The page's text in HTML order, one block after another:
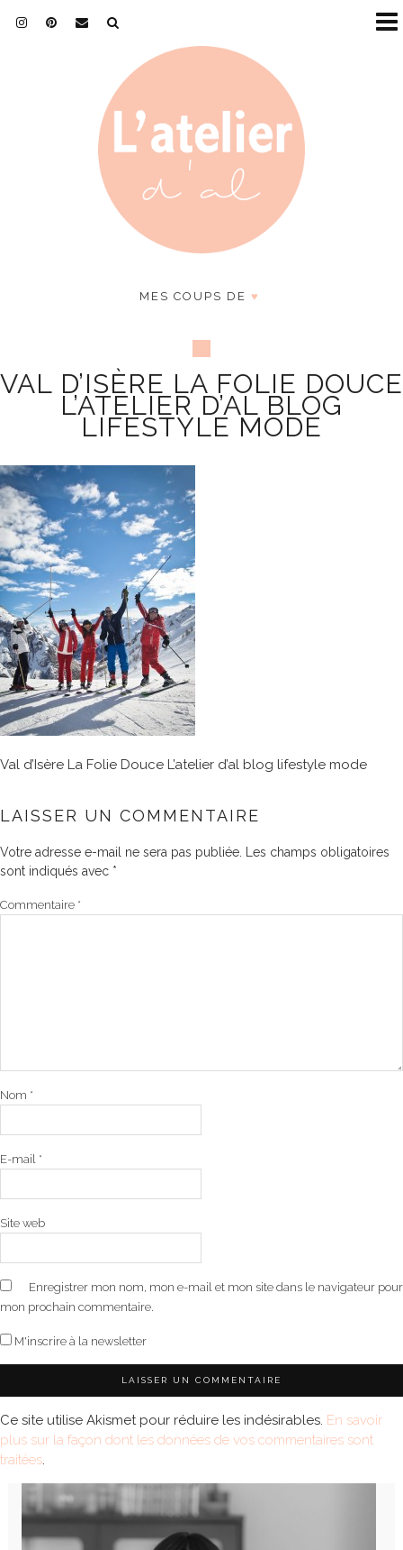
MES COUPS DE ♥
VAL D’ISÈRE LA FOLIE DOUCE
L’ATELIER D’AL BLOG
LIFESTYLE MODE
Val d’Isère La Folie Douce L’atelier d’al blog lifestyle mode
LAISSER UN COMMENTAIRE
Votre adresse e-mail ne sera pas publiée.
Les champs obligatoires
sont indiqués avec *
Commentaire *
Nom *
E-mail *
Site web
Enregistrer mon nom, mon e-mail et mon site dans le navigateur pour
mon prochain commentaire.
M'inscrire à la newsletter
Ce site utilise Akismet pour réduire les indésirables. En savoir
plus sur la façon dont les données de vos commentaires sont
traitées.